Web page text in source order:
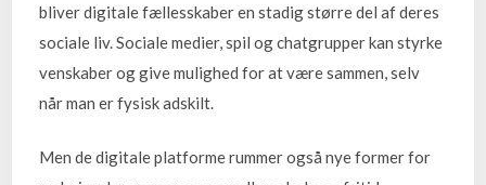
bliver digitale fællesskaber en stadig større del af deres
sociale liv. Sociale medier, spil og chatgrupper kan styrke
venskaber og give mulighed for at være sammen, selv
når man er fysisk adskilt.
Men de digitale platforme rummer også nye former for